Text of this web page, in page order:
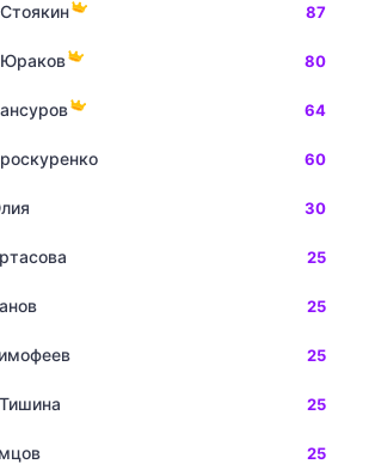
87
80
64
60
30
25
25
25
25
25